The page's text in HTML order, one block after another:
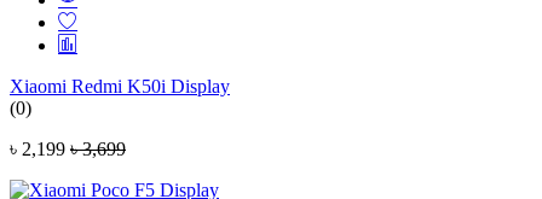
Xiaomi Redmi K50i Display
(0)
৳ 2,199 ৳ 3,699